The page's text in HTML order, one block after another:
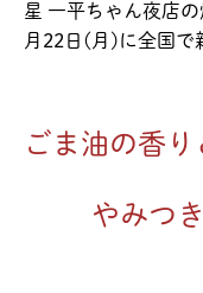
星 一平ちゃん夜店
月22日(月)に全国で
ごま油の香り
やみつ